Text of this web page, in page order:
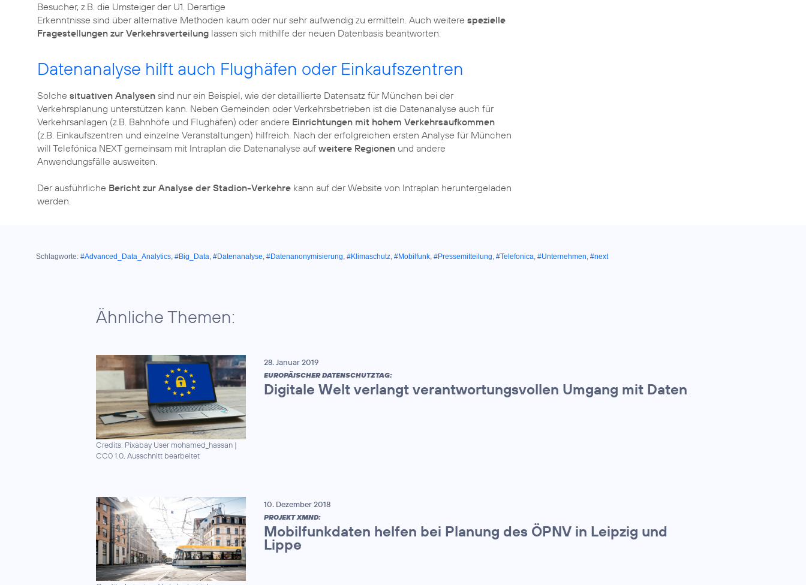
Besucher, z.B. die Umsteiger der U1. Derartige
Erkenntnisse sind über alternative Methoden kaum oder nur sehr aufwendig zu ermitteln. Auch weitere spezielle
Fragestellungen zur Verkehrsverteilung lassen sich mithilfe der neuen Datenbasis beantworten.
Datenanalyse hilft auch Flughäfen oder Einkaufszentren
Solche situativen Analysen sind nur ein Beispiel, wie der detaillierte Datensatz für München bei der
Verkehrsplanung unterstützen kann. Neben Gemeinden oder Verkehrsbetrieben ist die Datenanalyse auch für
Verkehrsanlagen (z.B. Bahnhöfe und Flughäfen) oder andere Einrichtungen mit hohem Verkehrsaufkommen
(z.B. Einkaufszentren und einzelne Veranstaltungen) hilfreich. Nach der erfolgreichen ersten Analyse für München
will Telefónica NEXT gemeinsam mit Intraplan die Datenanalyse auf weitere Regionen und andere
Anwendungsfälle ausweiten.
Der ausführliche Bericht zur Analyse der Stadion-Verkehre kann auf der Website von Intraplan heruntergeladen
werden.
Schlagworte: #Advanced_Data_Analytics, #Big_Data, #Datenanalyse, #Datenanonymisierung, #Klimaschutz, #Mobilfunk, #Pressemitteilung, #Telefonica, #Unternehmen, #next
Ähnliche Themen:
Credits: Pixabay User mohamed_hassan |
CC0 1.0, Ausschnitt bearbeitet
28. Januar 2019
EUROPÄISCHER DATENSCHUTZTAG:
Digitale Welt verlangt verantwortungsvollen Umgang mit Daten
10. Dezember 2018
PROJEKT XMND:
Mobilfunkdaten helfen bei Planung des ÖPNV in Leipzig und
Lippe